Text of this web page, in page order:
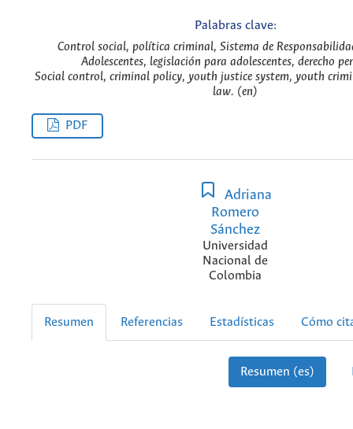
Palabras clave:
Control social, política criminal, Sistema de
Adolescentes, legislación para adolescentes, derecho
Social control, criminal policy, youth justice system, youth
law. (en)
PDF
Adriana
Romero
Sánchez
Universidad
Nacional de
Colombia
Resumen Referencias Estadísticas Cómo
Resumen (es)